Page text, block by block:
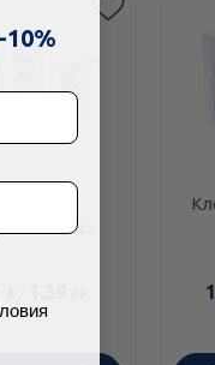
medica